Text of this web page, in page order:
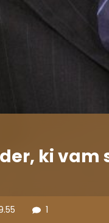
ki vam
1